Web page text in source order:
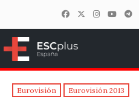
ESCplus España
Eurovisión Eurovisión 2013